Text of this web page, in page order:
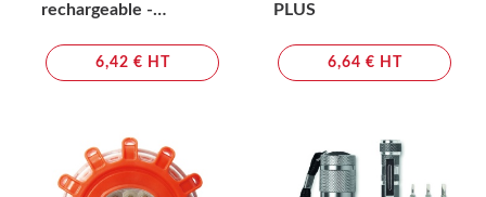
rechargeable -
6,42 € HT
PLUS
6,64 € HT